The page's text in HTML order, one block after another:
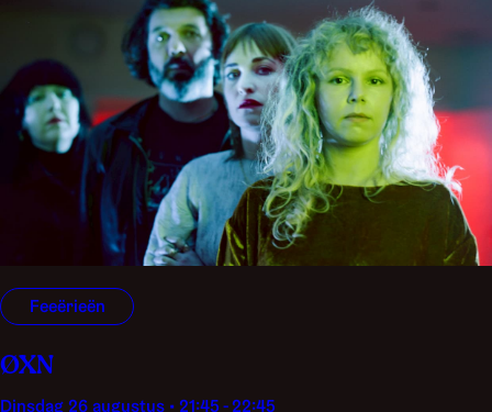
Feeërieën
ØXN
dinsdag 26 augustus • 21:45 - 22:45